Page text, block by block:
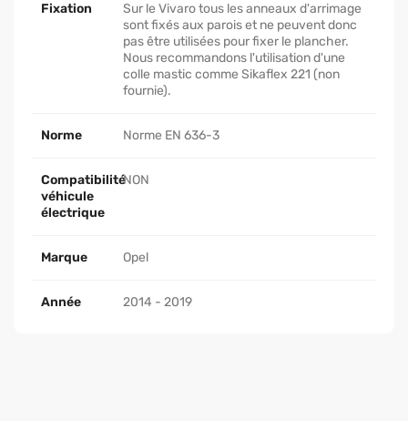
Fixation
Sur le Vivaro tous les anneaux d'arrimage
sont fixés aux parois et ne peuvent donc
pas être utilisées pour fixer le plancher.
Nous recommandons l'utilisation d'une
colle mastic comme Sikaflex 221 (non
fournie).
Norme Norme EN 636-3
Compatibilité
véhicule
électrique
NON
Marque Opel
Année 2014 - 2019